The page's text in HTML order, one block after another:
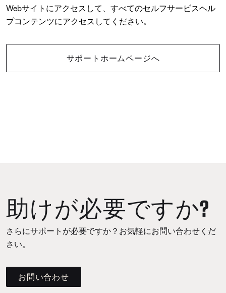
Webサイトにアクセスして、すべてのセルフサービスヘル
プコンテンツにアクセスしてください。
サポートホームページへ
助けが必要ですか?
さらにサポートが必要ですか？お気軽にお問い合わせくだ
さい。
お問い合わせ